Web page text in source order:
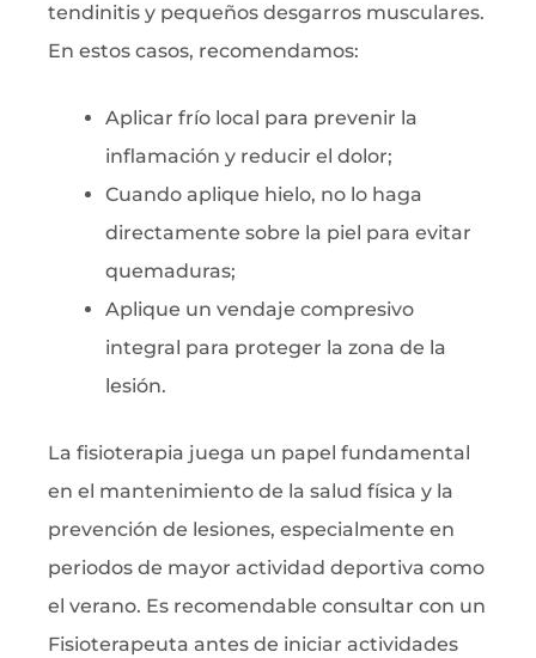
tendinitis y pequeños desgarros musculares.
En estos casos, recomendamos:
Aplicar frío local para prevenir la
inflamación y reducir el dolor;
Cuando aplique hielo, no lo haga
directamente sobre la piel para evitar
quemaduras;
Aplique un vendaje compresivo
integral para proteger la zona de la
lesión.
La fisioterapia juega un papel fundamental
en el mantenimiento de la salud física y la
prevención de lesiones, especialmente en
periodos de mayor actividad deportiva como
el verano. Es recomendable consultar con un
Fisioterapeuta antes de iniciar actividades